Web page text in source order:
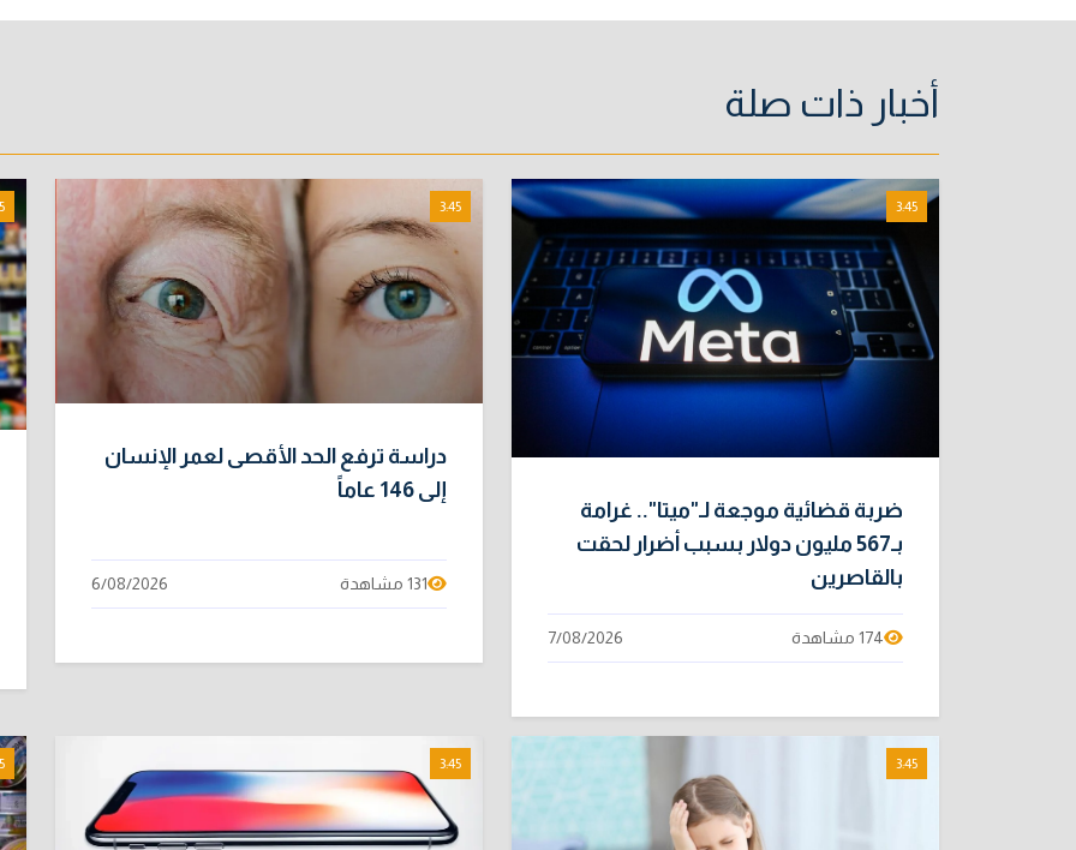
أخبار ذات صلة
3:45
ضربة قضائية موجعة لـ"ميتا".. غرامة
بـ567 مليون دولار بسبب أضرار لحقت
بالقاصرين
174 مشاهدة 7/08/2026
3:45
دراسة ترفع الحد الأقصى لعمر الإنسان
إلى 146 عاماً
131 مشاهدة 6/08/2026
3:45
3:45